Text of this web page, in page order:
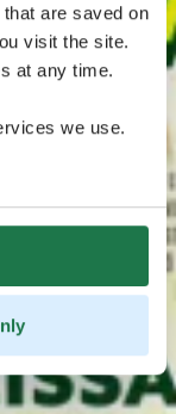
are saved on
visit the site.
at any time.
we use.